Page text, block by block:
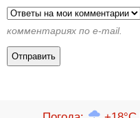
комментариях по e-mail.